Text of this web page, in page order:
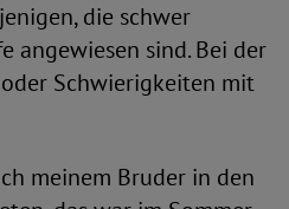
die schwer
angewiesen sind. Bei der
Schwierigkeiten mit
meinem Bruder in den